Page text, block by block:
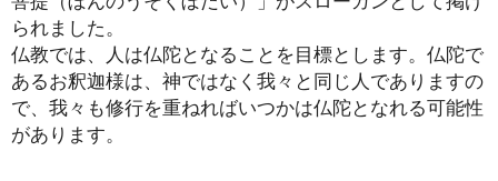
られました。
仏教では、人は仏陀となることを目標とします。仏陀で
あるお釈迦様は、神ではなく我々と同じ人でありますの
で、我々も修行を重ねればいつかは仏陀となれる可能性
があります。